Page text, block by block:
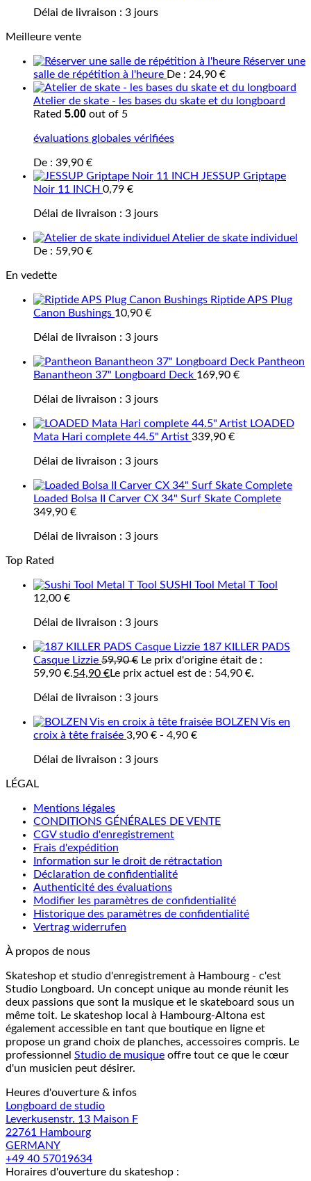
Délai de livraison : 3 jours
Meilleure vente
Réserver une
salle de répétition à l'heure De : 24,90 €
Atelier de skate - les bases du skate et du longboard
Rated 5.00 out of 5
évaluations globales vérifiées
De : 39,90 €
JESSUP Griptape
Noir 11 INCH 0,79 €
Délai de livraison : 3 jours
Atelier de skate individuel
De : 59,90 €
En vedette
Riptide APS Plug
Canon Bushings 10,90 €
Délai de livraison : 3 jours
Pantheon
Banantheon 37" Longboard Deck 169,90 €
Délai de livraison : 3 jours
LOADED
Mata Hari complete 44.5" Artist 339,90 €
Délai de livraison : 3 jours
Loaded Bolsa II Carver CX 34" Surf Skate Complete
349,90 €
Délai de livraison : 3 jours
Top Rated
SUSHI Tool Metal T Tool
12,00 €
Délai de livraison : 3 jours
187 KILLER PADS
Casque Lizzie 59,90€ Le prix d'origine était de :
59,90 €.54,90 €Le prix actuel est de : 54,90 €.
Délai de livraison : 3 jours
BOLZEN Vis en
croix à tête fraisée 3,90 € - 4,90 €
Délai de livraison : 3 jours
LÉGAL
Mentions légales
CONDITIONS GÉNÉRALES DE VENTE
CGV studio d'enregistrement
Frais d'expédition
Information sur le droit de rétractation
Déclaration de confidentialité
Authenticité des évaluations
Modifier les paramètres de confidentialité
Historique des paramètres de confidentialité
Vertrag widerrufen
À propos de nous
Skateshop et studio d'enregistrement à Hambourg - c'est
Studio Longboard. Un concept unique au monde réunit les
deux passions que sont la musique et le skateboard sous un
même toit. Le skateshop local à Hambourg-Altona est
également accessible en tant que boutique en ligne et
propose un grand choix de planches, accessoires compris. Le
professionnel Studio de musique offre tout ce que le cœur
d'un musicien peut désirer.
Heures d'ouverture & infos
Longboard de studio
Leverkusenstr. 13 Maison F
22761 Hambourg
GERMANY
+49 40 57019634
Horaires d'ouverture du skateshop :